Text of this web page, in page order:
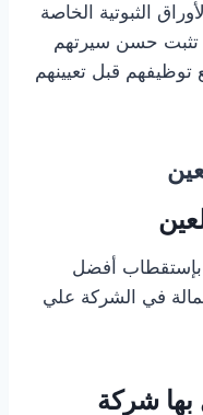
الثبوتية الخاصة
تثبت حسن سيرتهم
توظيفهم قبل تعيينهم
بإستقطاب أفضل
في الشركة علي
بها شركة